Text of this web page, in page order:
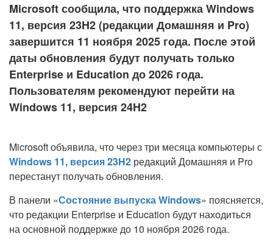
Microsoft сообщила, что поддержка Windows
11, версия 23H2 (редакции Домашняя и Pro)
завершится 11 ноября 2025 года. После этой
даты обновления будут получать только
Enterprise и Education до 2026 года.
Пользователям рекомендуют перейти на
Windows 11, версия 24H2
Microsoft объявила, что через три месяца компьютеры с
Windows 11, версия 23H2 редакций Домашняя и Pro
перестанут получать обновления.
В панели «Состояние выпуска Windows» поясняется,
что редакции Enterprise и Education будут находиться
на основной поддержке до 10 ноября 2026 года.